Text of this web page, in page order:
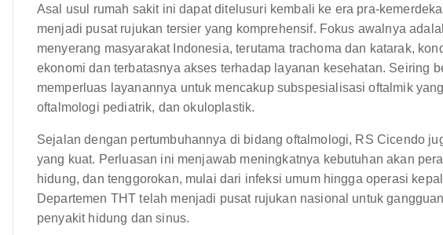
Asal usul rumah sakit ini dapat ditelusuri kembali ke era pra-
menjadi pusat rujukan tersier yang komprehensif. Fokus awalnya
menyerang masyarakat Indonesia, terutama trachoma dan katarak,
ekonomi dan terbatasnya akses terhadap layanan kesehatan. Seiring
memperluas layanannya untuk mencakup subspesialisasi oftalmik
oftalmologi pediatrik, dan okuloplastik.
Sejalan dengan pertumbuhannya di bidang oftalmologi, RS Cicendo
yang kuat. Perluasan ini menjawab meningkatnya kebutuhan akan
hidung, dan tenggorokan, mulai dari infeksi umum hingga operasi
Departemen THT telah menjadi pusat rujukan nasional untuk
penyakit hidung dan sinus.